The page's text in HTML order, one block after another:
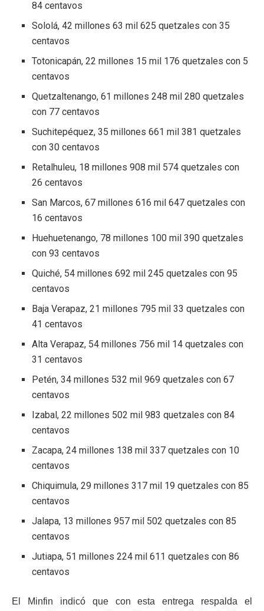
84 centavos
Sololá, 42 millones 63 mil 625 quetzales con 35
centavos
Totonicapán, 22 millones 15 mil 176 quetzales con 5
centavos
Quetzaltenango, 61 millones 248 mil 280 quetzales
con 77 centavos
Suchitepéquez, 35 millones 661 mil 381 quetzales
con 30 centavos
Retalhuleu, 18 millones 908 mil 574 quetzales con
26 centavos
San Marcos, 67 millones 616 mil 647 quetzales con
16 centavos
Huehuetenango, 78 millones 100 mil 390 quetzales
con 93 centavos
Quiché, 54 millones 692 mil 245 quetzales con 95
centavos
Baja Verapaz, 21 millones 795 mil 33 quetzales con
41 centavos
Alta Verapaz, 54 millones 756 mil 14 quetzales con
31 centavos
Petén, 34 millones 532 mil 969 quetzales con 67
centavos
Izabal, 22 millones 502 mil 983 quetzales con 84
centavos
Zacapa, 24 millones 138 mil 337 quetzales con 10
centavos
Chiquimula, 29 millones 317 mil 19 quetzales con 85
centavos
Jalapa, 13 millones 957 mil 502 quetzales con 85
centavos
Jutiapa, 51 millones 224 mil 611 quetzales con 86
centavos
El Minfin indicó que con esta entrega respalda el